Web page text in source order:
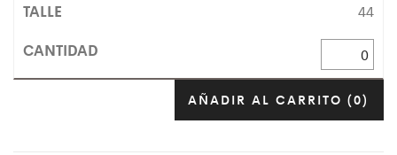
44
AÑADIR AL CARRITO (0)